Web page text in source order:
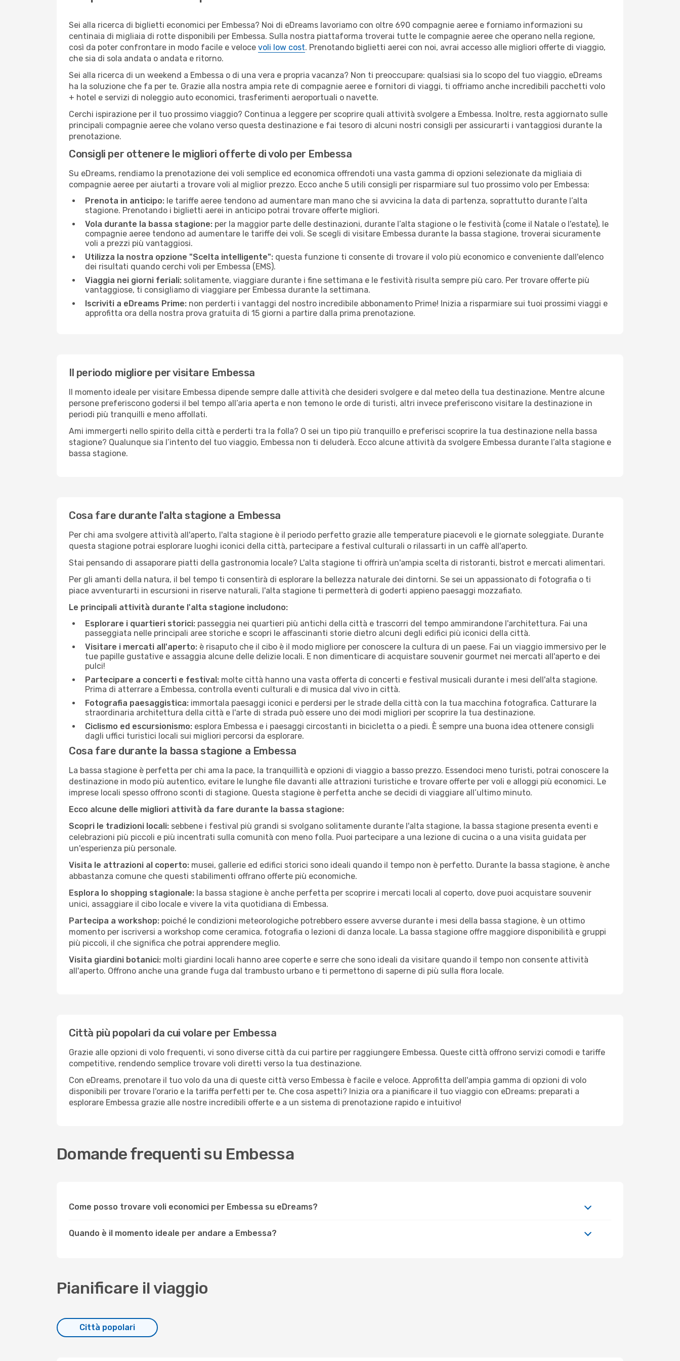
Sei alla ricerca di biglietti economici per Embessa? Noi di eDreams lavoriamo con oltre 690 compagnie aeree e forniamo informazioni su
centinaia di migliaia di rotte disponibili per Embessa. Sulla nostra piattaforma troverai tutte le compagnie aeree che operano nella regione,
così da poter confrontare in modo facile e veloce voli low cost. Prenotando biglietti aerei con noi, avrai accesso alle migliori offerte di viaggio,
che sia di sola andata o andata e ritorno.
Sei alla ricerca di un weekend a Embessa o di una vera e propria vacanza? Non ti preoccupare: qualsiasi sia lo scopo del tuo viaggio, eDreams
ha la soluzione che fa per te. Grazie alla nostra ampia rete di compagnie aeree e fornitori di viaggi, ti offriamo anche incredibili pacchetti volo
+ hotel e servizi di noleggio auto economici, trasferimenti aeroportuali o navette.
Cerchi ispirazione per il tuo prossimo viaggio? Continua a leggere per scoprire quali attività svolgere a Embessa. Inoltre, resta aggiornato sulle
principali compagnie aeree che volano verso questa destinazione e fai tesoro di alcuni nostri consigli per assicurarti i vantaggiosi durante la
prenotazione.
Consigli per ottenere le migliori offerte di volo per Embessa
Su eDreams, rendiamo la prenotazione dei voli semplice ed economica offrendoti una vasta gamma di opzioni selezionate da migliaia di
compagnie aeree per aiutarti a trovare voli al miglior prezzo. Ecco anche 5 utili consigli per risparmiare sul tuo prossimo volo per Embessa:
Prenota in anticipo: le tariffe aeree tendono ad aumentare man mano che si avvicina la data di partenza, soprattutto durante l’alta
stagione. Prenotando i biglietti aerei in anticipo potrai trovare offerte migliori.
Vola durante la bassa stagione: per la maggior parte delle destinazioni, durante l’alta stagione o le festività (come il Natale o l'estate), le
compagnie aeree tendono ad aumentare le tariffe dei voli. Se scegli di visitare Embessa durante la bassa stagione, troverai sicuramente
voli a prezzi più vantaggiosi.
Utilizza la nostra opzione "Scelta intelligente": questa funzione ti consente di trovare il volo più economico e conveniente dall'elenco
dei risultati quando cerchi voli per Embessa (EMS).
Viaggia nei giorni feriali: solitamente, viaggiare durante i fine settimana e le festività risulta sempre più caro. Per trovare offerte più
vantaggiose, ti consigliamo di viaggiare per Embessa durante la settimana.
Iscriviti a eDreams Prime: non perderti i vantaggi del nostro incredibile abbonamento Prime! Inizia a risparmiare sui tuoi prossimi viaggi e
approfitta ora della nostra prova gratuita di 15 giorni a partire dalla prima prenotazione.
Il periodo migliore per visitare Embessa
Il momento ideale per visitare Embessa dipende sempre dalle attività che desideri svolgere e dal meteo della tua destinazione. Mentre alcune
persone preferiscono godersi il bel tempo all’aria aperta e non temono le orde di turisti, altri invece preferiscono visitare la destinazione in
periodi più tranquilli e meno affollati.
Ami immergerti nello spirito della città e perderti tra la folla? O sei un tipo più tranquillo e preferisci scoprire la tua destinazione nella bassa
stagione? Qualunque sia l’intento del tuo viaggio, Embessa non ti deluderà. Ecco alcune attività da svolgere Embessa durante l’alta stagione e
bassa stagione.
Cosa fare durante l'alta stagione a Embessa
Per chi ama svolgere attività all'aperto, l'alta stagione è il periodo perfetto grazie alle temperature piacevoli e le giornate soleggiate. Durante
questa stagione potrai esplorare luoghi iconici della città, partecipare a festival culturali o rilassarti in un caffè all'aperto.
Stai pensando di assaporare piatti della gastronomia locale? L'alta stagione ti offrirà un'ampia scelta di ristoranti, bistrot e mercati alimentari.
Per gli amanti della natura, il bel tempo ti consentirà di esplorare la bellezza naturale dei dintorni. Se sei un appassionato di fotografia o ti
piace avventurarti in escursioni in riserve naturali, l'alta stagione ti permetterà di goderti appieno paesaggi mozzafiato.
Le principali attività durante l'alta stagione includono:
Esplorare i quartieri storici: passeggia nei quartieri più antichi della città e trascorri del tempo ammirandone l'architettura. Fai una
passeggiata nelle principali aree storiche e scopri le affascinanti storie dietro alcuni degli edifici più iconici della città.
Visitare i mercati all'aperto: è risaputo che il cibo è il modo migliore per conoscere la cultura di un paese. Fai un viaggio immersivo per le
tue papille gustative e assaggia alcune delle delizie locali. E non dimenticare di acquistare souvenir gourmet nei mercati all'aperto e dei
pulci!
Partecipare a concerti e festival: molte città hanno una vasta offerta di concerti e festival musicali durante i mesi dell'alta stagione.
Prima di atterrare a Embessa, controlla eventi culturali e di musica dal vivo in città.
Fotografia paesaggistica: immortala paesaggi iconici e perdersi per le strade della città con la tua macchina fotografica. Catturare la
straordinaria architettura della città e l'arte di strada può essere uno dei modi migliori per scoprire la tua destinazione.
Ciclismo ed escursionismo: esplora Embessa e i paesaggi circostanti in bicicletta o a piedi. È sempre una buona idea ottenere consigli
dagli uffici turistici locali sui migliori percorsi da esplorare.
Cosa fare durante la bassa stagione a Embessa
La bassa stagione è perfetta per chi ama la pace, la tranquillità e opzioni di viaggio a basso prezzo. Essendoci meno turisti, potrai conoscere la
destinazione in modo più autentico, evitare le lunghe file davanti alle attrazioni turistiche e trovare offerte per voli e alloggi più economici. Le
imprese locali spesso offrono sconti di stagione. Questa stagione è perfetta anche se decidi di viaggiare all’ultimo minuto.
Ecco alcune delle migliori attività da fare durante la bassa stagione:
Scopri le tradizioni locali: sebbene i festival più grandi si svolgano solitamente durante l'alta stagione, la bassa stagione presenta eventi e
celebrazioni più piccoli e più incentrati sulla comunità con meno folla. Puoi partecipare a una lezione di cucina o a una visita guidata per
un'esperienza più personale.
Visita le attrazioni al coperto: musei, gallerie ed edifici storici sono ideali quando il tempo non è perfetto. Durante la bassa stagione, è anche
abbastanza comune che questi stabilimenti offrano offerte più economiche.
Esplora lo shopping stagionale: la bassa stagione è anche perfetta per scoprire i mercati locali al coperto, dove puoi acquistare souvenir
unici, assaggiare il cibo locale e vivere la vita quotidiana di Embessa.
Partecipa a workshop: poiché le condizioni meteorologiche potrebbero essere avverse durante i mesi della bassa stagione, è un ottimo
momento per iscriversi a workshop come ceramica, fotografia o lezioni di danza locale. La bassa stagione offre maggiore disponibilità e gruppi
più piccoli, il che significa che potrai apprendere meglio.
Visita giardini botanici: molti giardini locali hanno aree coperte e serre che sono ideali da visitare quando il tempo non consente attività
all'aperto. Offrono anche una grande fuga dal trambusto urbano e ti permettono di saperne di più sulla flora locale.
Città più popolari da cui volare per Embessa
Grazie alle opzioni di volo frequenti, vi sono diverse città da cui partire per raggiungere Embessa. Queste città offrono servizi comodi e tariffe
competitive, rendendo semplice trovare voli diretti verso la tua destinazione.
Con eDreams, prenotare il tuo volo da una di queste città verso Embessa è facile e veloce. Approfitta dell'ampia gamma di opzioni di volo
disponibili per trovare l'orario e la tariffa perfetti per te. Che cosa aspetti? Inizia ora a pianificare il tuo viaggio con eDreams: preparati a
esplorare Embessa grazie alle nostre incredibili offerte e a un sistema di prenotazione rapido e intuitivo!
Domande frequenti su Embessa
Come posso trovare voli economici per Embessa su eDreams?
Quando è il momento ideale per andare a Embessa?
Pianificare il viaggio
Città popolari